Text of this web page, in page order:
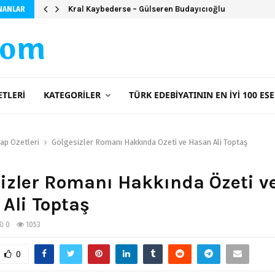
Kral Kaybederse – Gülseren Budayıcıoğlu
KATEGORILER TÜRK EDEBIYATININ EN İYI 100
Özetleri Gölgesizler Romanı Hakkında Özeti ve Hasan Ali Toptaş
Romanı Hakkında Özeti
Toptaş
0 1053
0